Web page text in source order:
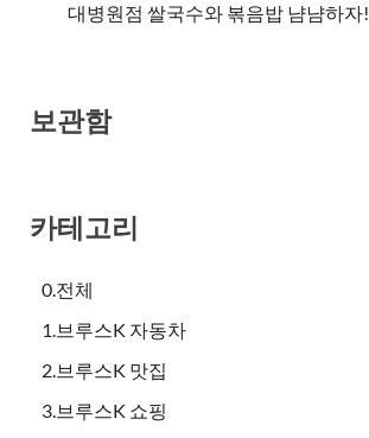
대병원점 쌀국수와 볶음밥 냠냠하자!
보관함
카테고리
0.전체
1.브루스K 자동차
2.브루스K 맛집
3.브루스K 쇼핑